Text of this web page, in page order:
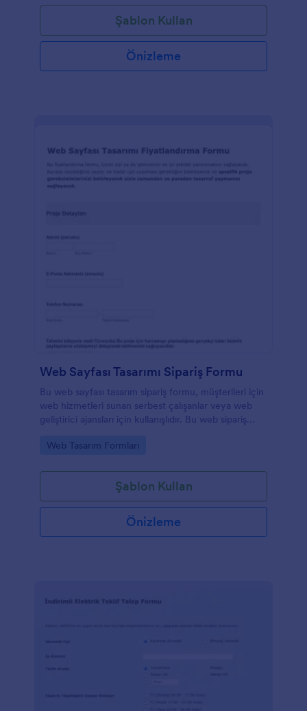
Şablon Kullan
Önizleme
Web Sayfası Tasarımı Sipariş Formu
Bu web sayfası tasarım sipariş formu, müşterileri için
web hizmetleri sunan serbest çalışanlar veya web
geliştirici ajansları için kullanışlıdır. Bu web sipariş
endüstrisini vb. Belirlemek için gerekli olan tüm
tasarımı siparişlerini kabul etmek için bu formu şimdi
Go to Category:
Web Tasarım Formları
Şablon Kullan
Önizleme